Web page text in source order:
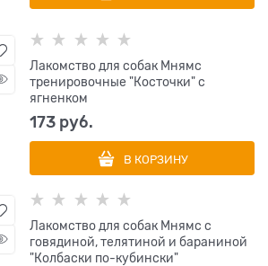
Лакомство для собак Мнямс
тренировочные "Косточки" с
ягненком
173 руб.
В КОРЗИНУ
Лакомство для собак Мнямс с
говядиной, телятиной и бараниной
"Колбаски по-кубински"